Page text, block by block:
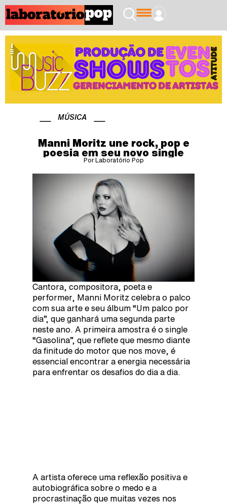
MÚSICA
Manni Moritz une rock, pop e
poesia em seu novo single
Por Laboratório Pop
Cantora, compositora, poeta e
performer, Manni Moritz celebra o palco
com sua arte e seu álbum “Um palco por
dia”, que ganhará uma segunda parte
neste ano. A primeira amostra é o single
“Gasolina”, que reflete que mesmo diante
da finitude do motor que nos move, é
essencial encontrar a energia necessária
para enfrentar os desafios do dia a dia.
A artista oferece uma reflexão positiva e
autobiográfica sobre o medo e a
procrastinação que muitas vezes nos